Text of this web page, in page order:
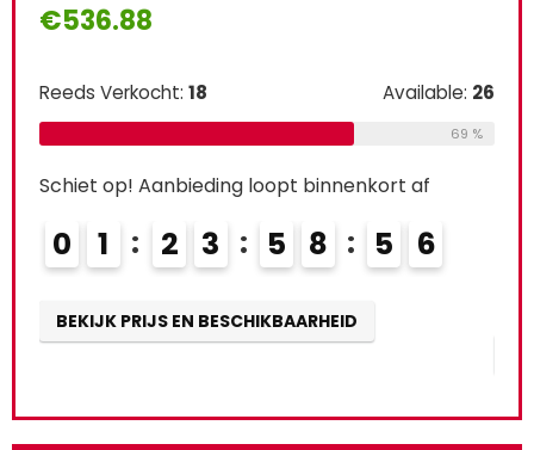
Reeds Verkocht:21 Available:31
0 2 2 3 5 8 5 4